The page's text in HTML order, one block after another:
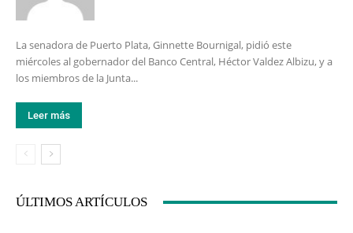
La senadora de Puerto Plata, Ginnette Bournigal, pidió este
miércoles al gobernador del Banco Central, Héctor Valdez Albizu, y a
los miembros de la Junta...
Leer más
ÚLTIMOS ARTÍCULOS